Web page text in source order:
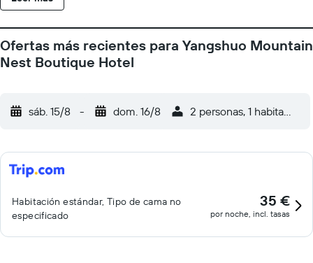
la web gracias a nuestro acceso a Internet wifi gratis. Las
cortinas opacas. Se ofrece servicio de limpieza todos los días y
es posible solicitar tabla de planchar con plancha. Se pueden
practicar las actividades de ocio y esparcimiento que se indican
posible que se aplique un recargo).
Ofertas más recientes para Yangshuo Mountain
Nest Boutique Hotel
sáb. 15/8 - dom. 16/8 2 personas, 1 habitación
Habitación estándar, Tipo de cama no
especificado
35 €
por noche, incl. tasas